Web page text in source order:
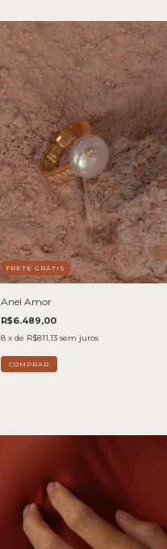
FRETE GRÁTIS
Anel Amor
R$6.489,00
8 x de R$811,13 sem juros